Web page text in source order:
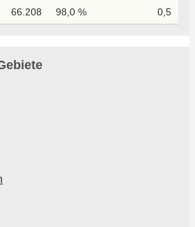
66.208 98,0 % 0,5